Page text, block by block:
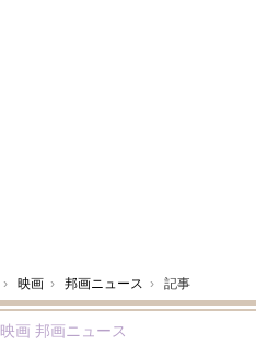
› 映画 › 邦画ニュース › 記事
映画 邦画ニュース